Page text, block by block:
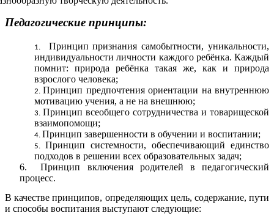
Педагогические принципы:
Принцип признания самобытности, уникальности,
индивидуальности личности каждого ребёнка. Каждый
помнит: природа ребёнка такая же, как и природа
взрослого человека;
Принцип предпочтения ориентации на внутреннюю
мотивацию учения, а не на внешнюю;
Принцип всеобщего сотрудничества и товарищеской
взаимопомощи;
Принцип завершенности в обучении и воспитании;
Принцип системности, обеспечивающий единство
подходов в решении всех образовательных задач;
6. Принцип включения родителей в педагогический
процесс.
В качестве принципов, определяющих цель, содержание, пути
и способы воспитания выступают следующие: